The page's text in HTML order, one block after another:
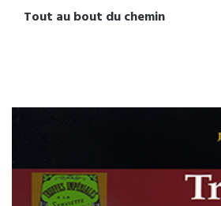
Tout au bout du chemin